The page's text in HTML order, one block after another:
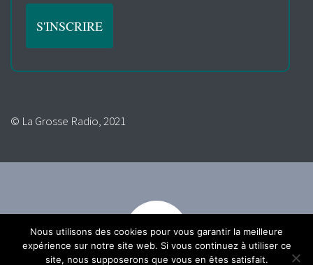
© La Grosse Radio, 2021
Nous utilisons des cookies pour vous garantir la meilleure
expérience sur notre site web. Si vous continuez à utiliser ce
site, nous supposerons que vous en êtes satisfait.